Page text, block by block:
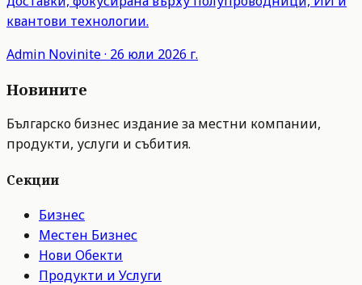
квантови технологии.
Admin Novinite· 26 юли 2026 г.
Новините
Българско бизнес издание за местни компании,
продукти, услуги и събития.
Секции
Бизнес
Местен Бизнес
Нови Обекти
Продукти и Услуги